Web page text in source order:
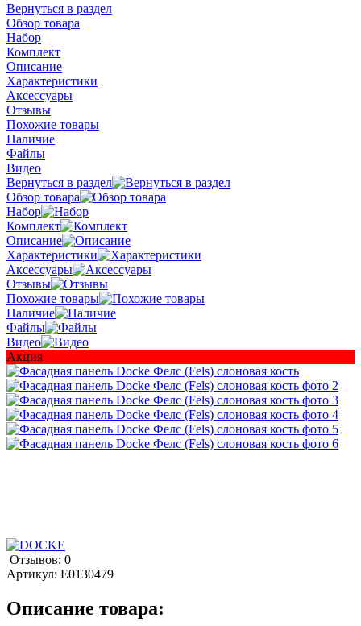
Вернуться в раздел
Обзор товара
Набор
Комплект
Описание
Характеристики
Аксессуары
Отзывы
Похожие товары
Наличие
Файлы
Видео
Вернуться в раздел
Обзор товара
Набор
Комплект
Описание
Характеристики
Аксессуары
Отзывы
Похожие товары
Наличие
Файлы
Видео
Акция
Отзывов: 0
Артикул: E0130479
Описание товара: